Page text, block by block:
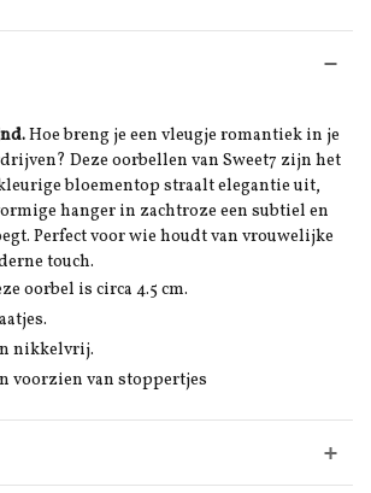
Hoe breng je een vleugje romantiek in je
Deze oorbellen van Sweet7 zijn het
bloementop straalt elegantie uit,
hanger in zachtroze een subtiel en
Perfect voor wie houdt van vrouwelijke
touch.
oorbel is circa 4.5 cm.
nikkelvrij.
voorzien van stoppertjes